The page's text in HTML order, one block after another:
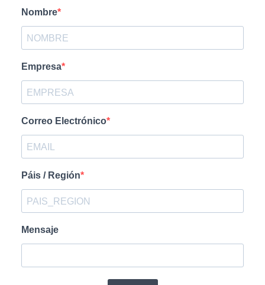
Nombre
Empresa
Correo Electrónico
Páis / Región
Mensaje